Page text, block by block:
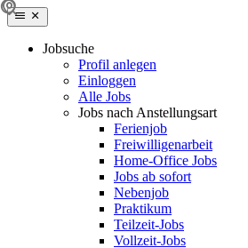
Jobsuche
Profil anlegen
Einloggen
Alle Jobs
Jobs nach Anstellungsart
Ferienjob
Freiwilligenarbeit
Home-Office Jobs
Jobs ab sofort
Nebenjob
Praktikum
Teilzeit-Jobs
Vollzeit-Jobs